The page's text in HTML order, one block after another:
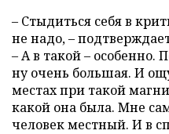
– Стыдиться себя в
не надо, –
– А в такой – особенно.
ну очень большая. И
местах при такой
какой она была. Мне
человек местный. И в